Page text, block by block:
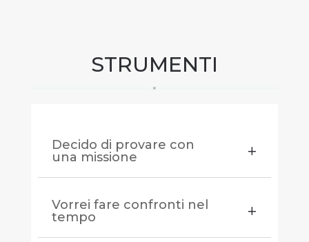
STRUMENTI
Decido di provare con
una missione
Vorrei fare confronti nel
tempo